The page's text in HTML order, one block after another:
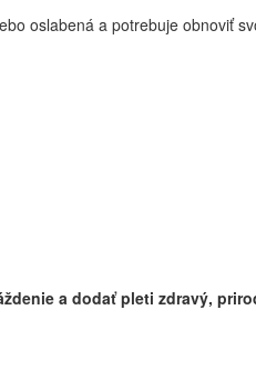
oslabená a potrebuje obnoviť
a dodať pleti zdravý,